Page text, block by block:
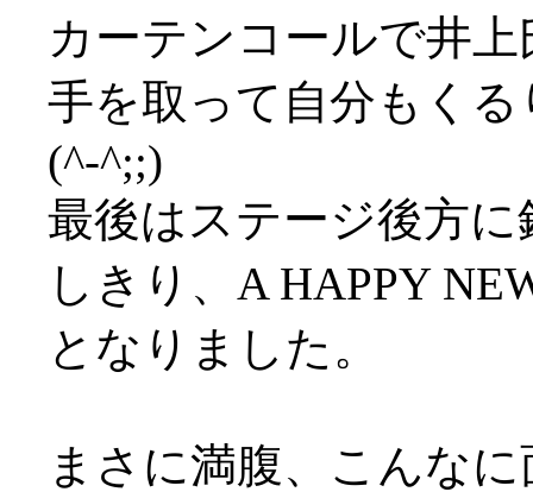
カーテンコールで井
手を取って自分もく
(^-^;;)
最後はステージ後方
しきり、A HAPPY
となりました。
まさに満腹、こんな